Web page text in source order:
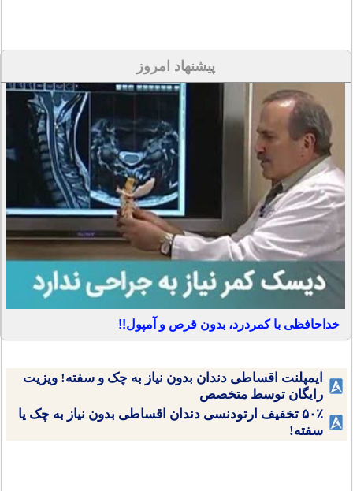
پیشنهاد امروز
خداحافظی با کمردرد، بدون قرص و آمپول!!
ایمپلنت اقساطی دندان بدون نیاز به چک و سفته! ویزیت
رایگان توسط متخصص
۵۰٪ تخفیف ارتودنسی دندان اقساطی بدون نیاز به چک یا
سفته!